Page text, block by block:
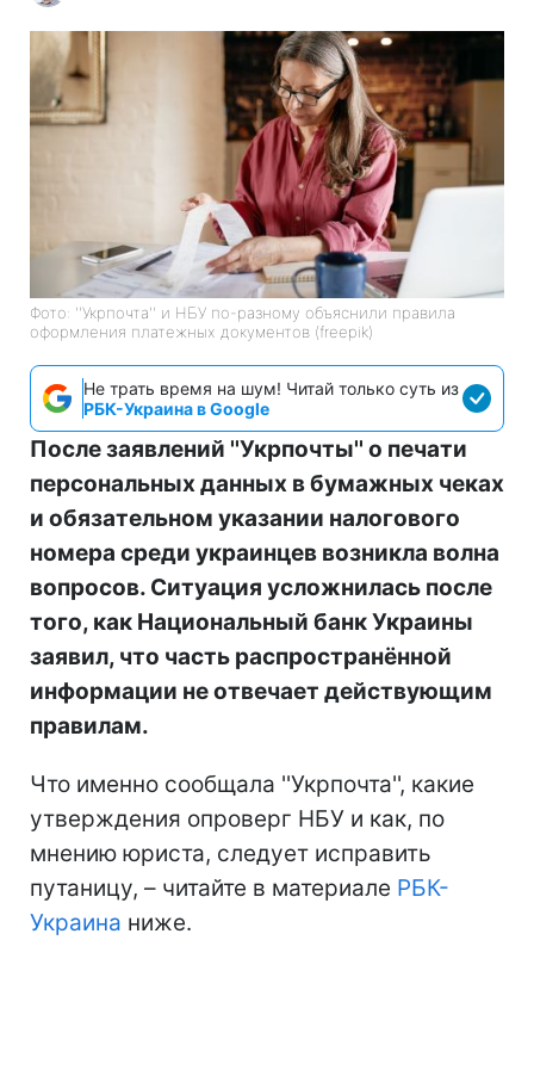
Фото: ''Укрпочта'' и НБУ по-разному объяснили правила
оформления платежных документов (freepik)
Не трать время на шум! Читай только суть из
РБК-Украина в Google
После заявлений ''Укрпочты'' о печати
персональных данных в бумажных чеках
и обязательном указании налогового
номера среди украинцев возникла волна
вопросов. Ситуация усложнилась после
того, как Национальный банк Украины
заявил, что часть распространённой
информации не отвечает действующим
правилам.
Что именно сообщала ''Укрпочта'', какие
утверждения опроверг НБУ и как, по
мнению юриста, следует исправить
путаницу, – читайте в материале РБК-
Украина ниже.